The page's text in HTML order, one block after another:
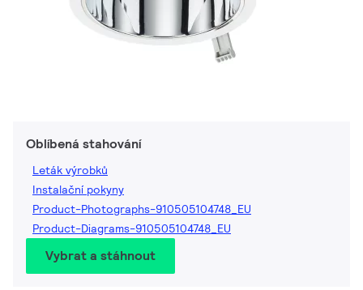
Oblíbená stahování
Leták výrobků
Instalační pokyny
Product-Photographs-910505104748_EU
Product-Diagrams-910505104748_EU
Vybrat a stáhnout